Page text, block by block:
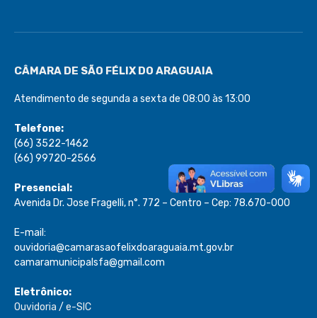
CÂMARA DE SÃO FÉLIX DO ARAGUAIA
Atendimento de segunda a sexta de 08:00 às 13:00
Telefone:
(66) 3522-1462
(66) 99720-2566
Presencial:
Avenida Dr. Jose Fragelli, n°. 772 – Centro – Cep: 78.670-000
E-mail:
ouvidoria@camarasaofelixdoaraguaia.mt.gov.br
camaramunicipalsfa@gmail.com
Eletrônico:
Ouvidoria / e-SIC